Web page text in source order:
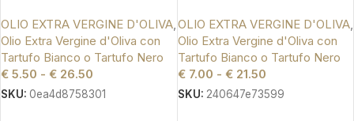
OLIO EXTRA VERGINE D'OLIVA
Olio Extra Vergine d'Oliva con
Tartufo Bianco o Tartufo Nero
€ 5.50 - € 26.50
SKU: 0ea4d8758301
OLIO EXTRA VERGINE D'OLIVA,
Olio Extra Vergine d'Oliva con
Tartufo Bianco o Tartufo Nero
€7.00 - €21.50
SKU: 240647e73599